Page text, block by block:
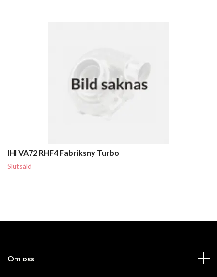
IHI VA72 RHF4 Fabriksny Turbo
Slutsåld
Om oss